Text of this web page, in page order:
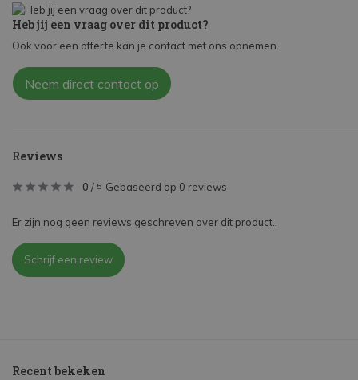
Heb jij een vraag over dit product?
Ook voor een offerte kan je contact met ons opnemen.
Neem direct contact op
Reviews
0 / 5 Gebaseerd op 0 reviews
Er zijn nog geen reviews geschreven over dit product..
Schrijf een review
Recent bekeken